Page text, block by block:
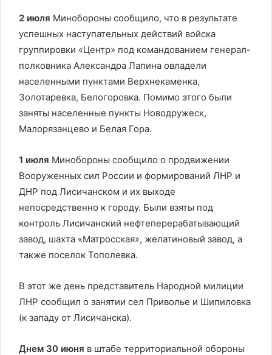
2 июля Минобороны сообщило, что в результате
успешных наступательных действий войска
группировки «Центр» под командованием генерал-
полковника Александра Лапина овладели
населенными пунктами Верхнекаменка,
Золотаревка, Белогоровка. Помимо этого были
заняты населенные пункты Новодружеск,
Малорязанцево и Белая Гора.
1 июля Минобороны сообщило о продвижении
Вооруженных сил России и формирований ЛНР и
ДНР под Лисичанском и их выходе
непосредственно к городу. Были взяты под
контроль Лисичанский нефтеперерабатывающий
завод, шахта «Матросская», желатиновый завод, а
также поселок Тополевка.
В этот же день представитель Народной милиции
ЛНР сообщил о занятии сел Приволье и Шипиловка
(к западу от Лисичанска).
Днем 30 июня в штабе территориальной обороны